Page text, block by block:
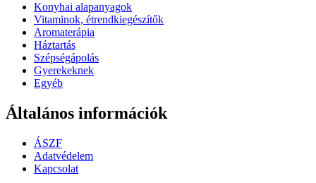
Konyhai alapanyagok
Vitaminok, étrendkiegészítők
Aromaterápia
Háztartás
Szépségápolás
Gyerekeknek
Egyéb
Általános információk
ÁSZF
Adatvédelem
Kapcsolat